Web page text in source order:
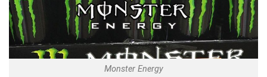
Monster Energy